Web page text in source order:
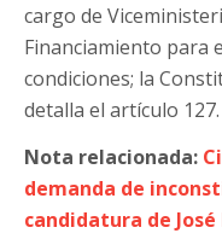
cargo de
Financiamiento para
condiciones; la
detalla el artículo 127.
Nota relacionada:
demanda de
candidatura de